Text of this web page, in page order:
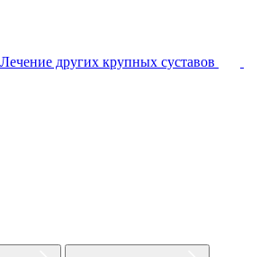
Лечение других крупных суставов